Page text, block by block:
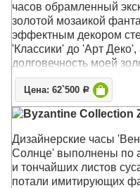
часов обрамленный
золотой мозаикой
эффектным декором
'Классики' до 'Арт Деко',
долговечность моей
украсить данными
Механизм: Кварцевый,
Корпус: Стекло, Золото,
Цена: 62`500 Р
Byzantine Collection
Дизайнерские часы
Солнце' выполнены по
и тончайших листов
потали имитирующих